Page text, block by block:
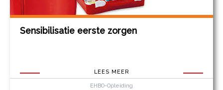
Sensibilisatie eerste zorgen
LEES MEER
EHBO-Opleiding